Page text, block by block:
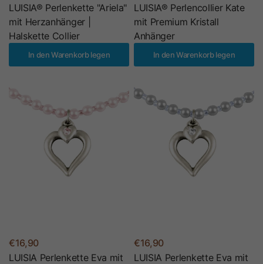
LUISIA® Perlenkette "Ariela"
mit Herzanhänger |
Halskette Collier
In den Warenkorb legen
LUISIA® Perlencollier Kate
mit Premium Kristall
Anhänger
In den Warenkorb legen
€16,90
LUISIA Perlenkette Eva mit
€16,90
LUISIA Perlenkette Eva mit